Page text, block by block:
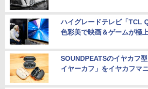
ハイグレードテレビ「TCL
色彩美で映画＆ゲームが極
SOUNDPEATSのイヤカフ
イヤーカフ」をイヤカフマ